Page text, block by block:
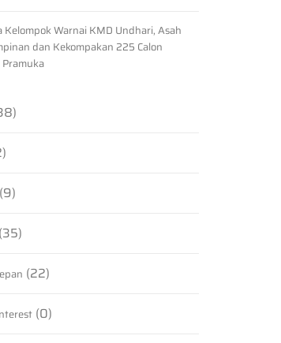
Kelompok Warnai KMD Undhari, Asah
dan Kekompakan 225 Calon
(9)
(35)
(22)
(0)